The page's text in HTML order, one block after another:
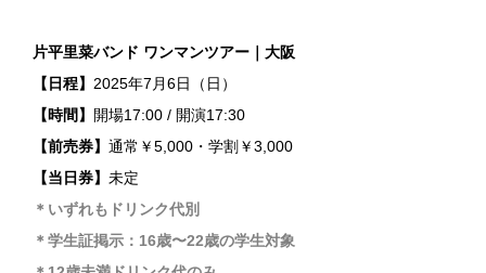
片平里菜バンド ワンマンツアー｜大阪
【日程】 2025年7月6日（日）
【時間】 開場17:00 / 開演17:30
【前売券】 通常￥5,000・学割￥3,000
【当日券】 未定
＊いずれもドリンク代別
＊学生証掲示：16歳〜22歳の学生対象